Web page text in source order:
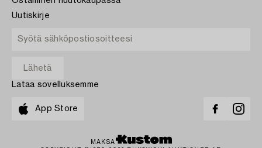
Uutiskirje
Lataa sovelluksemme
App Store
MAKSA